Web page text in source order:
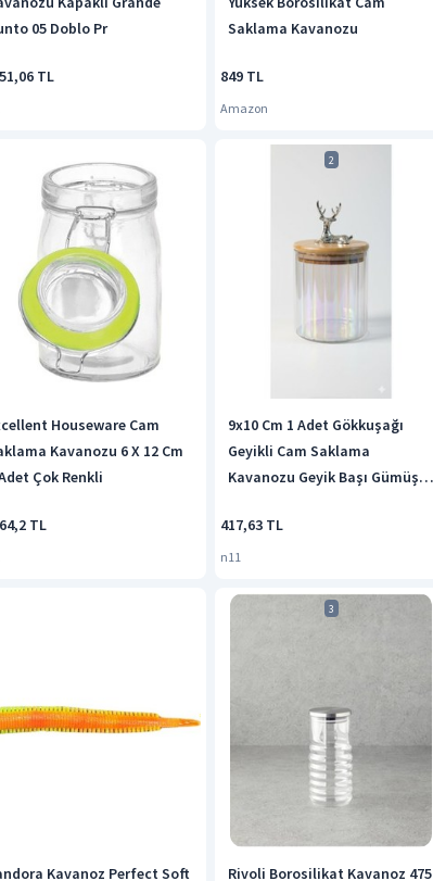
05 Doblo Pr
TL
Saklama Kavanozu
849 TL
Amazon
Houseware Cam
Kavanozu 6 X 12 Cm
Çok Renkli
TL
2
9x10 Cm 1 Adet Gökkuşağı
Geyikli Cam Saklama
Kavanozu Geyik Başı Gümüş
451,gökkuşağı 6998
417,63 TL
n11
Kavanoz Perfect Soft
3
Rivoli Borosilikat Kavanoz 475